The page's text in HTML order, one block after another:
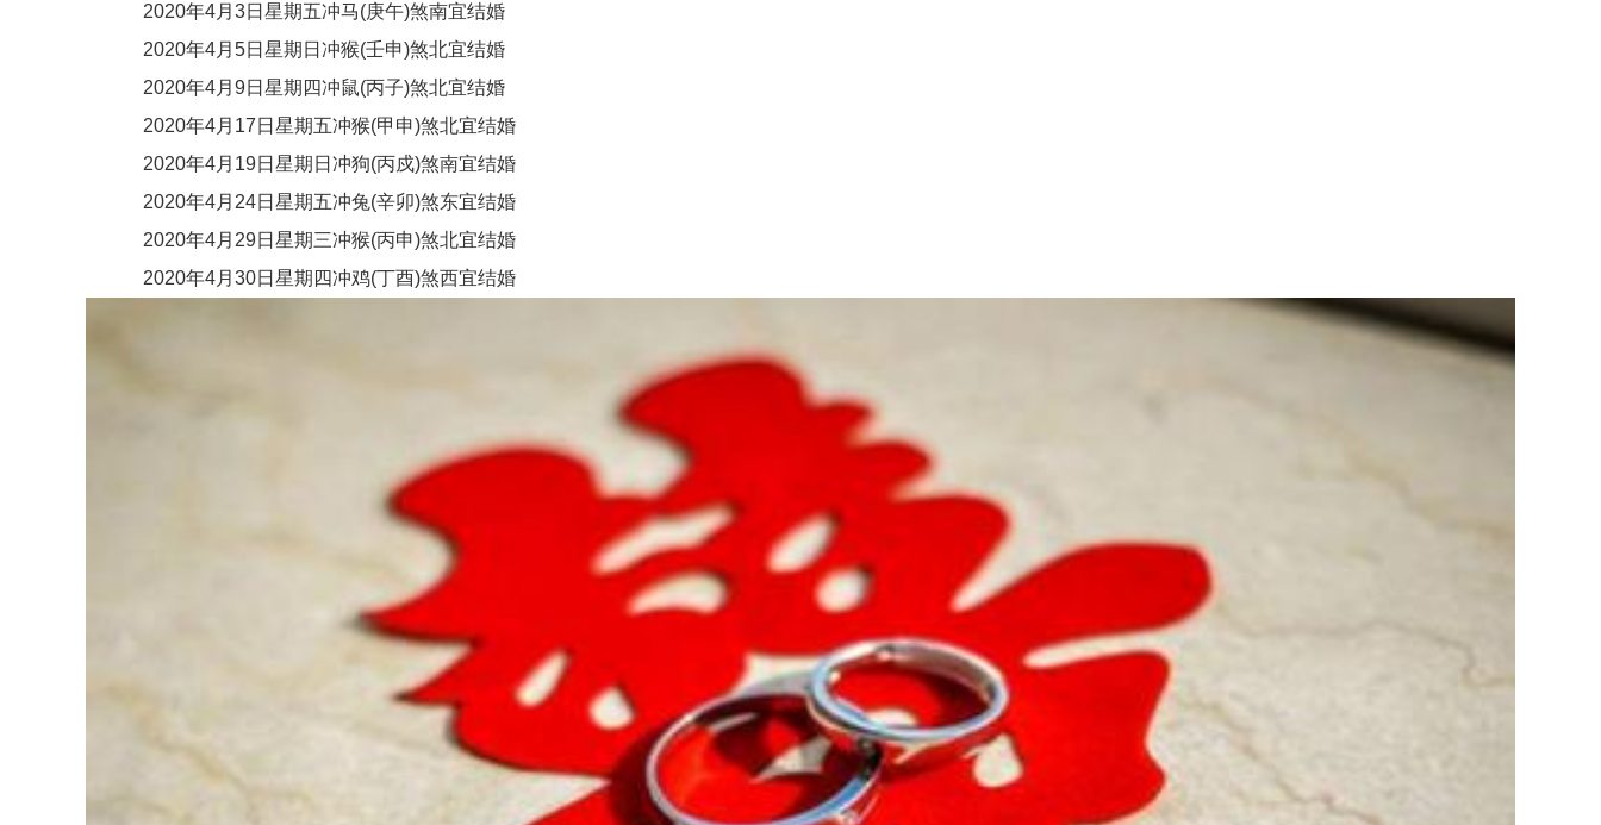
2020年4月3日星期五冲马(庚午)煞南宜结婚
2020年4月5日星期日冲猴(壬申)煞北宜结婚
2020年4月9日星期四冲鼠(丙子)煞北宜结婚
2020年4月17日星期五冲猴(甲申)煞北宜结婚
2020年4月19日星期日冲狗(丙戍)煞南宜结婚
2020年4月24日星期五冲兔(辛卯)煞东宜结婚
2020年4月29日星期三冲猴(丙申)煞北宜结婚
2020年4月30日星期四冲鸡(丁酉)煞西宜结婚